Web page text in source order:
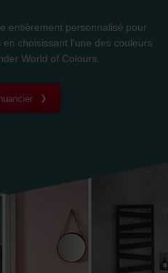
entièrement personnalisé pour
choisissant l'une des couleurs
World of Colours.